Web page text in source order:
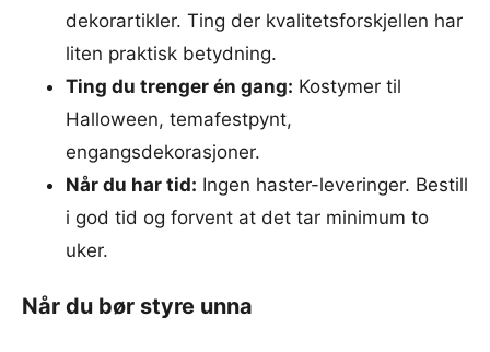
dekorartikler. Ting der kvalitetsforskjellen har
liten praktisk betydning.
Ting du trenger én gang: Kostymer til
Halloween, temafestpynt,
engangsdekorasjoner.
Når du har tid: Ingen haster-leveringer. Bestill
i god tid og forvent at det tar minimum to
uker.
Når du bør styre unna